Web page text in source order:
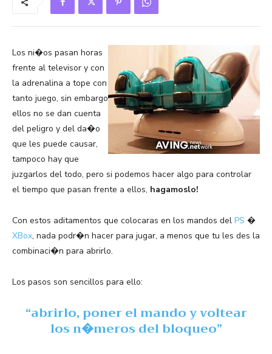
Los ni�os pasan horas
frente al televisor y con
la adrenalina a tope con
tanto juego, sin embargo
ellos no se dan cuenta
del peligro y del da�o
que les puede causar,
tampoco hay que
juzgarlos del todo, pero si podemos hacer algo para controlar
el tiempo que pasan frente a ellos, hagamoslo!
Con estos aditamentos que colocaras en los mandos del PS �
XBox, nada podr�n hacer para jugar, a menos que tu les des la
combinaci�n para abrirlo.
Los pasos son sencillos para ello:
“abrirlo, poner el mando y voltear
los n�meros del bloqueo”